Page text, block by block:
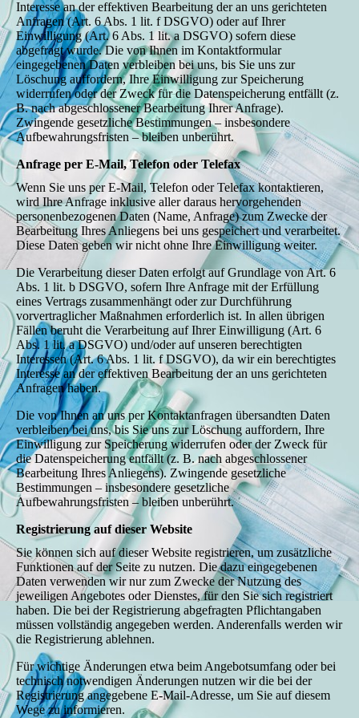
Interesse an der effektiven Bearbeitung der an uns gerichteten
Anfragen (Art. 6 Abs. 1 lit. f DSGVO) oder auf Ihrer
Einwilligung (Art. 6 Abs. 1 lit. a DSGVO) sofern diese
abgefragt wurde. Die von Ihnen im Kontaktformular
eingegebenen Daten verbleiben bei uns, bis Sie uns zur
Löschung auffordern, Ihre Einwilligung zur Speicherung
widerrufen oder der Zweck für die Datenspeicherung entfällt (z.
B. nach abgeschlossener Bearbeitung Ihrer Anfrage).
Zwingende gesetzliche Bestimmungen – insbesondere
Aufbewahrungsfristen – bleiben unberührt.
Anfrage per E-Mail, Telefon oder Telefax
Wenn Sie uns per E-Mail, Telefon oder Telefax kontaktieren,
wird Ihre Anfrage inklusive aller daraus hervorgehenden
personenbezogenen Daten (Name, Anfrage) zum Zwecke der
Bearbeitung Ihres Anliegens bei uns gespeichert und verarbeitet.
Diese Daten geben wir nicht ohne Ihre Einwilligung weiter.
Die Verarbeitung dieser Daten erfolgt auf Grundlage von Art. 6
Abs. 1 lit. b DSGVO, sofern Ihre Anfrage mit der Erfüllung
eines Vertrags zusammenhängt oder zur Durchführung
vorvertraglicher Maßnahmen erforderlich ist. In allen übrigen
Fällen beruht die Verarbeitung auf Ihrer Einwilligung (Art. 6
Abs. 1 lit. a DSGVO) und/oder auf unseren berechtigten
Interessen (Art. 6 Abs. 1 lit. f DSGVO), da wir ein berechtigtes
Interesse an der effektiven Bearbeitung der an uns gerichteten
Anfragen haben.
Die von Ihnen an uns per Kontaktanfragen übersandten Daten
verbleiben bei uns, bis Sie uns zur Löschung auffordern, Ihre
Einwilligung zur Speicherung widerrufen oder der Zweck für
die Datenspeicherung entfällt (z. B. nach abgeschlossener
Bearbeitung Ihres Anliegens). Zwingende gesetzliche
Bestimmungen – insbesondere gesetzliche
Aufbewahrungsfristen – bleiben unberührt.
Registrierung auf dieser Website
Sie können sich auf dieser Website registrieren, um zusätzliche
Funktionen auf der Seite zu nutzen. Die dazu eingegebenen
Daten verwenden wir nur zum Zwecke der Nutzung des
jeweiligen Angebotes oder Dienstes, für den Sie sich registriert
haben. Die bei der Registrierung abgefragten Pflichtangaben
müssen vollständig angegeben werden. Anderenfalls werden wir
die Registrierung ablehnen.
Für wichtige Änderungen etwa beim Angebotsumfang oder bei
technisch notwendigen Änderungen nutzen wir die bei der
Registrierung angegebene E-Mail-Adresse, um Sie auf diesem
Wege zu informieren.